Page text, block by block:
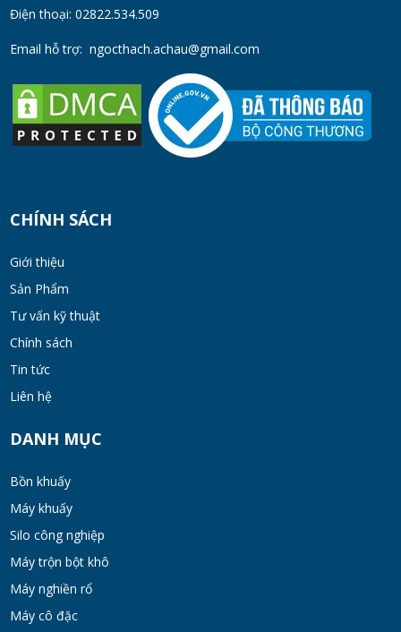
Điện thoại: 02822.534.509
Email hỗ trợ: ngocthach.achau@gmail.com
CHÍNH SÁCH
Giới thiệu
Sản Phẩm
Tư vấn kỹ thuật
Chính sách
Tin tức
Liên hệ
DANH MỤC
Bồn khuấy
Máy khuấy
Silo công nghiệp
Máy trộn bột khô
Máy nghiền rổ
Máy cô đặc